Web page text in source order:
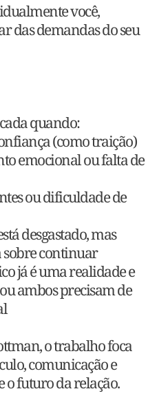
você,
das demandas do seu
quando:
(como traição)
emocional ou falta de
ou dificuldade de
desgastado, mas
continuar
já é uma realidade e
ambos precisam de
o trabalho foca
comunicação e
o futuro da relação.